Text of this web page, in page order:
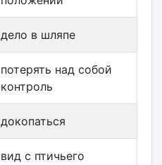
дело в шляпе
потерять над собой
контроль
докопаться
вид с птичьего